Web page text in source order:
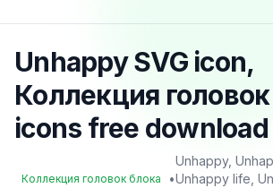
Unhappy SVG icon,
Коллекция
icons free download
Коллекция головок блока •
Unhappy,
Unhappy life,